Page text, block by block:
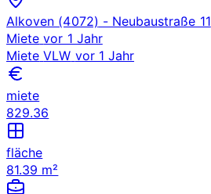
Alkoven (4072) - Neubaustraße 11
Miete vor 1 Jahr
Miete VLW vor 1 Jahr
miete
829.36
fläche
81.39 m²